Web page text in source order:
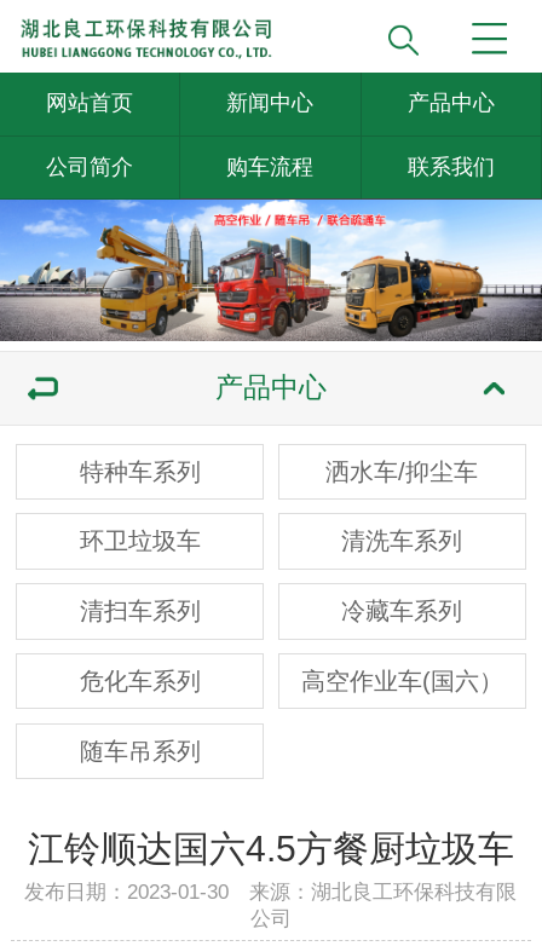
网站首页 新闻中心 产品中心
公司简介 购车流程 联系我们
产品中心
特种车系列 洒水车/抑尘车
环卫垃圾车 清洗车系列
清扫车系列 冷藏车系列
危化车系列 高空作业车(国六）
随车吊系列
江铃顺达国六4.5方餐厨垃圾车
发布日期：2023-01-30 来源：湖北良工环保科技有限
公司